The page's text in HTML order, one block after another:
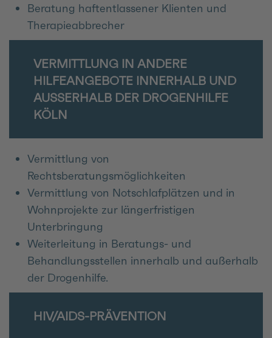
Beratung haftentlassener Klienten und
Therapieabbrecher
VERMITTLUNG IN ANDERE
HILFEANGEBOTE INNERHALB UND
AUSSERHALB DER DROGENHILFE K
ÖLN
Vermittlung von
Rechtsberatungsmöglichkeiten
Vermittlung von Notschlafplätzen und in
Wohnprojekte zur längerfristigen
Unterbringung
Weiterleitung in Beratungs- und
Behandlungsstellen innerhalb und außerhalb
der Drogenhilfe.
HIV/AIDS-PRÄVENTION